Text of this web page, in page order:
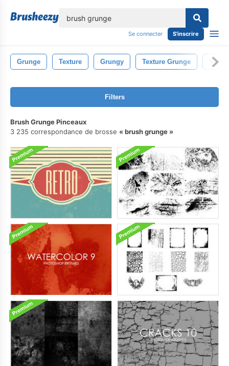
Se connecter S'inscrire
Grunge Texture Grungy Texture Grunge Sale
Filters
Brush Grunge Pinceaux
3 235 correspondance de brosse
brush grunge